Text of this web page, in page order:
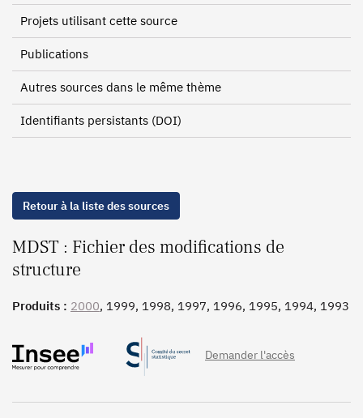
Projets utilisant cette source
Publications
Autres sources dans le même thème
Identifiants persistants (DOI)
Retour à la liste des sources
MDST : Fichier des modifications de
structure
Produits : 2000, 1999, 1998, 1997, 1996, 1995, 1994, 1993
Demander l'accès